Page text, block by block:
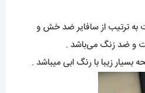
ترتیب از سافایر ضد خش و
و ضد زنگ می‌باشد .
زیبا با رنگ ابی میباشد .